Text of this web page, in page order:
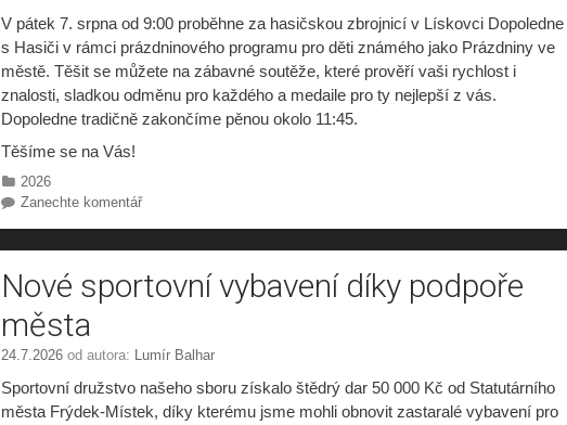
V pátek 7. srpna od 9:00 proběhne za hasičskou zbrojnicí v Lískovci Dopoledne
s Hasiči v rámci prázdninového programu pro děti známého jako Prázdniny ve
městě. Těšit se můžete na zábavné soutěže, které prověří vaši rychlost i
znalosti, sladkou odměnu pro každého a medaile pro ty nejlepší z vás.
Dopoledne tradičně zakončíme pěnou okolo 11:45.
Těšíme se na Vás!
Rubriky
2026
Zanechte komentář
Nové sportovní vybavení díky podpoře
města
24.7.2026 od autora: Lumír Balhar
Sportovní družstvo našeho sboru získalo štědrý dar 50 000 Kč od Statutárního
města Frýdek-Místek, díky kterému jsme mohli obnovit zastaralé vybavení pro